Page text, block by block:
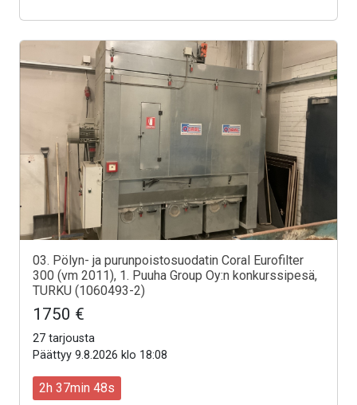
03. Pölyn- ja purunpoistosuodatin Coral Eurofilter
300 (vm 2011), 1. Puuha Group Oy:n konkurssipesä,
TURKU (1060493-2)
1750 €
27 tarjousta
Päättyy 9.8.2026 klo 18:08
2h 37min 46s